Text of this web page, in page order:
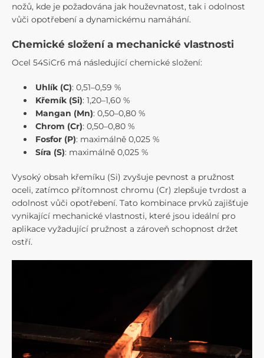
nožů, kde je požadována jak houževnatost, tak i odolnost
vůči opotřebení a dynamickému namáhání.
Chemické složení a mechanické vlastnosti
Ocel 54SiCr6 má následující chemické složení:
Uhlík (C): 0,51–0,59 %
Křemík (Si): 1,20–1,60 %
Mangan (Mn): 0,50–0,80 %
Chrom (Cr): 0,50–0,80 %
Fosfor (P): maximálně 0,025 %
Síra (S): maximálně 0,025 %
Vysoký obsah křemíku (Si) zvyšuje pevnost a pružnost
oceli, zatímco přítomnost chromu (Cr) zlepšuje tvrdost a
odolnost vůči opotřebení. Tato kombinace prvků zajišťuje
vynikající mechanické vlastnosti, které jsou ideální pro
aplikace vyžadující pružnost a zároveň schopnost držet
ostří.